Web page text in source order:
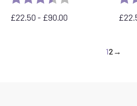
£22.50 - £90.00
Prix
£
Prix
22,50
12 →